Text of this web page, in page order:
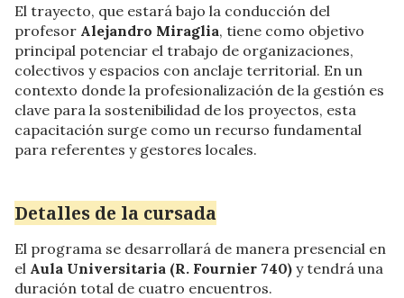
El trayecto, que estará bajo la conducción del
profesor Alejandro Miraglia, tiene como objetivo
principal potenciar el trabajo de organizaciones,
colectivos y espacios con anclaje territorial. En un
contexto donde la profesionalización de la gestión es
clave para la sostenibilidad de los proyectos, esta
capacitación surge como un recurso fundamental
para referentes y gestores locales.
Detalles de la cursada
El programa se desarrollará de manera presencial en
el Aula Universitaria (R. Fournier 740) y tendrá una
duración total de cuatro encuentros.